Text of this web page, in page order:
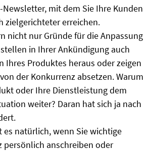
Newsletter, mit dem Sie Ihre Kunden
zielgerichteter erreichen.
nicht nur Gründe für die Anpassung
in Ihrer Ankündigung auch
Ihres Produktes heraus oder zeigen
der Konkurrenz absetzen. Warum
oder Ihre Dienstleistung dem
weiter? Daran hat sich ja nach
es natürlich, wenn Sie wichtige
persönlich anschreiben oder